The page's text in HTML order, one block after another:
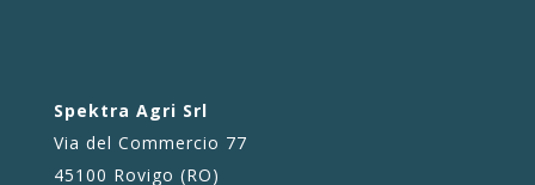
Spektra Agri Srl
Via del Commercio 77
45100 Rovigo (RO)